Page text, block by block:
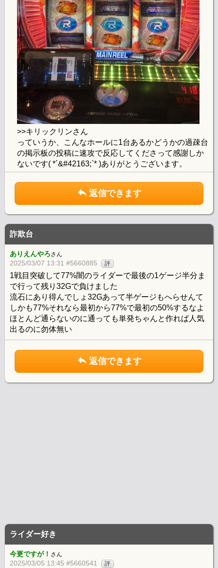
>>キリックリンさん
っていうか、こんなホールに1台あるかどうかの過疎台
の掲示板の投稿に速攻で反応してくださって感謝しか
ないです( *´&#42163;`* )ありがとうございます。
返信できます
詐欺台
ありえんやろさん
2025/03/07 13:31 #5660885 評
1戦目突破して77%闇のライダーで最後の1ゲージ半分ま
で行って残り32Gで負けました
流石にあり得んでしょ32Gあって半ゲージもへらせんて
しかも77%それなら最初から77%で最初の50%するなよ
ほとんど通らないのに通っても単発ちゃんと作れば人気
出るのに勿体無い
返信できます
ライダー好き
今更ですが！ さん
2025/03/05 13:45 #5660541 評